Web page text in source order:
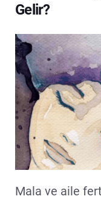
Gelir?
Mala ve aile